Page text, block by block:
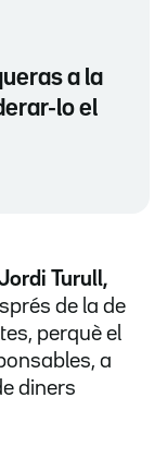
a la
lo el
Turull,
de la de
perquè el
a
diners